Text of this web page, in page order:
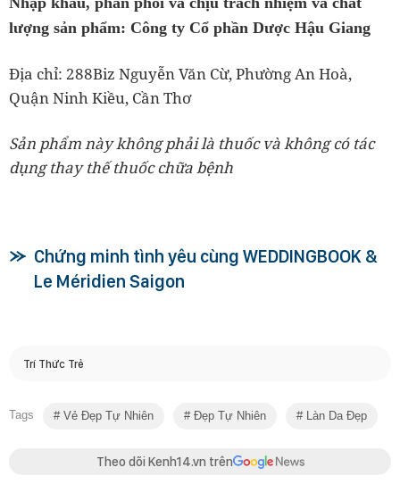
lượng sản phẩm: Công ty Cổ phần Dược Hậu Giang
Địa chỉ: 288Biz Nguyễn Văn Cừ, Phường An Hoà,
Quận Ninh Kiều, Cần Thơ
Sản phẩm này không phải là thuốc và không có tác
dụng thay thế thuốc chữa bệnh
Chứng minh tình yêu cùng WEDDINGBOOK &
Le Méridien Saigon
Trí Thức Trẻ
Tags Vẻ Đẹp Tự Nhiên Đẹp Tự Nhiên Làn Da Đẹp
Theo dõi Kenh14.vn trên